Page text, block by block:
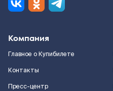
Компания
Главное о Купибилете
Контакты
Пресс-центр